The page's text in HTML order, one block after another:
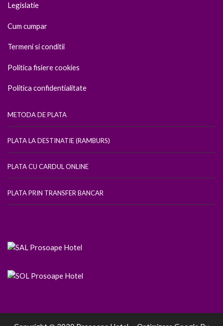
Legislatie
Cum cumpar
Termeni si conditii
Politica fisiere cookies
Politica confidentialitate
METODA DE PLATA
PLATA LA DESTINATIE (RAMBURS)
PLATA CU CARDUL ONLINE
PLATA PRIN TRANSFER BANCAR